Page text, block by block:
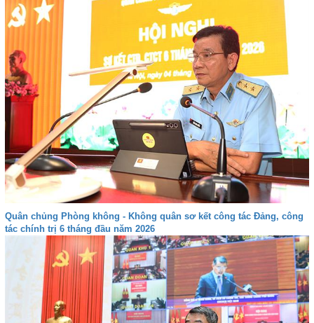
Quân chủng Phòng không - Không quân sơ kết công tác Đảng, công
tác chính trị 6 tháng đầu năm 2026